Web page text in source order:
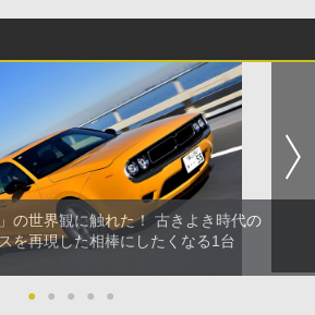
の世界観に触れた！ 古きよき時代の
を再現した相棒にしたくなる1台
● ● ● ● ●